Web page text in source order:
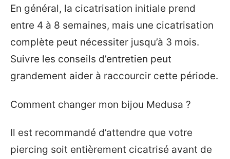
En général, la cicatrisation initiale prend
entre 4 à 8 semaines, mais une cicatrisation
complète peut nécessiter jusqu’à 3 mois.
Suivre les conseils d’entretien peut
grandement aider à raccourcir cette période.
Comment changer mon bijou Medusa ?
Il est recommandé d’attendre que votre
piercing soit entièrement cicatrisé avant de